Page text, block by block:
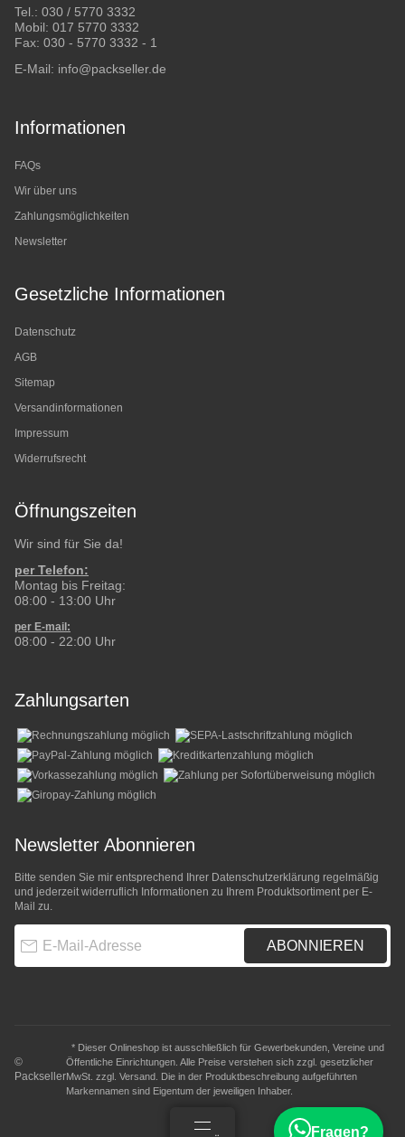
Tel.: 030 / 5770 3332
Mobil: 017 5770 3332
Fax: 030 - 5770 3332 - 1
E-Mail: info@packseller.de
Informationen
FAQs
Wir über uns
Zahlungsmöglichkeiten
Newsletter
Gesetzliche Informationen
Datenschutz
AGB
Sitemap
Versandinformationen
Impressum
Widerrufsrecht
Öffnungszeiten
Wir sind für Sie da!
per Telefon:
Montag bis Freitag:
08:00 - 13:00 Uhr
per E-mail:
08:00 - 22:00 Uhr
Zahlungsarten
Newsletter Abonnieren
Bitte senden Sie mir entsprechend Ihrer Datenschutzerklärung regelmäßig
und jederzeit widerruflich Informationen zu Ihrem Produktsortiment per E-
Mail zu.
ABONNIEREN
©
Packseller
* Dieser Onlineshop ist ausschließlich für Gewerbekunden, Vereine und
Öffentliche Einrichtungen. Alle Preise verstehen sich zzgl. gesetzlicher
MwSt. zzgl. Versand . Die in der Produktbeschreibung aufgeführten
Markennamen sind Eigentum der jeweiligen Inhaber.
Fragen?